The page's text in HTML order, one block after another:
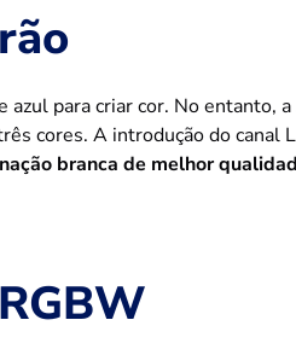
para criar cor. No entanto,
cores. A introdução do canal
branca de melhor